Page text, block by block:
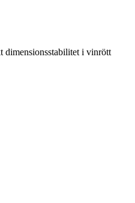
dimensionsstabilitet i vinrött